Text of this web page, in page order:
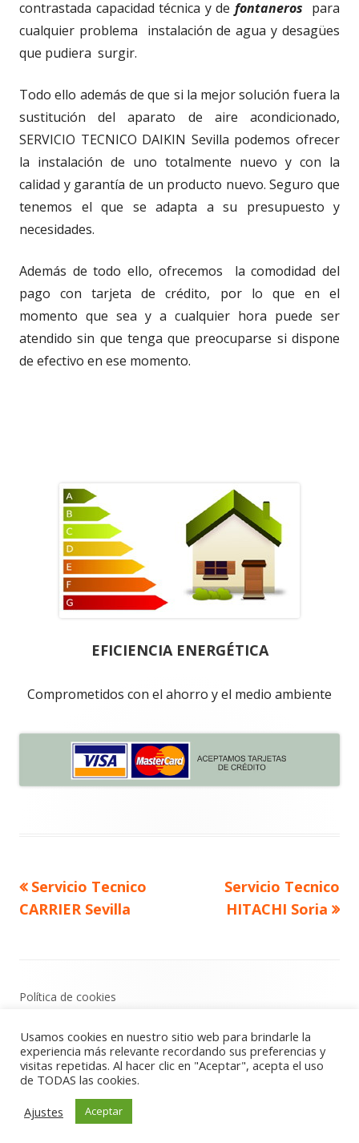
contrastada capacidad técnica y de fontaneros para
cualquier problema instalación de agua y desagües
que pudiera surgir.
Todo ello además de que si la mejor solución fuera la
sustitución del aparato de aire acondicionado,
SERVICIO TECNICO DAIKIN Sevilla podemos ofrecer
la instalación de uno totalmente nuevo y con la
calidad y garantía de un producto nuevo. Seguro que
tenemos el que se adapta a su presupuesto y
necesidades.
Además de todo ello, ofrecemos la comodidad del
pago con tarjeta de crédito, por lo que en el
momento que sea y a cualquier hora puede ser
atendido sin que tenga que preocuparse si dispone
de efectivo en ese momento.
EFICIENCIA ENERGÉTICA
Comprometidos con el ahorro y el medio ambiente
Navegación
Artículo
anterior
Servicio Tecnico
CARRIER Sevilla
Artículo
siguiente
Servicio Tecnico
HITACHI Soria
del
Footer
Política de cookies
Aviso Legal
Usamos cookies en nuestro sitio web para brindarle la
experiencia más relevante recordando sus preferencias y
visitas repetidas. Al hacer clic en "Aceptar", acepta el uso
de TODAS las cookies.
Ajustes
Aceptar